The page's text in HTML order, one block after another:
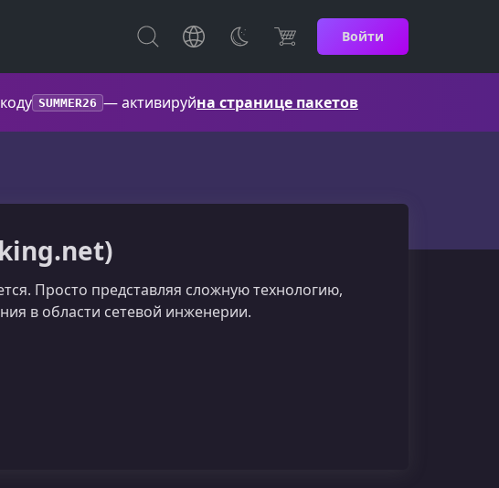
Войти
SUMMER26 — активируйна странице пакетов
Просто представляя сложную технологию,
в области сетевой инженерии.